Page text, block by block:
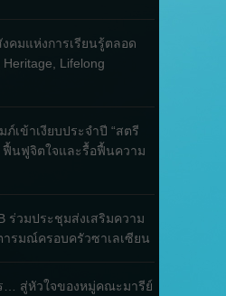
คมแห่งการเรียนรู้ตลอด
Lifelong
เข้าเงียบประจำปี “สตรี
ฟื้นฟูจิตใจและรื้อฟื้นความ
ร่วมประชุมส่งเสริมความ
ารมณ์ครอบครัวซาเลเซียน
… สู่หัวใจของหมู่คณะมารีย์